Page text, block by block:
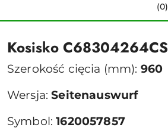
(0)
Kosisko C68304264CS
Szerokość cięcia (mm): 960
Wersja:Seitenauswurf
Symbol:1620057857